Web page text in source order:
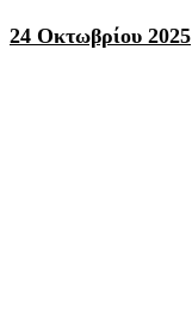
24 Οκτωβρίου 2025